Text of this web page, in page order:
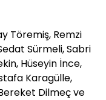
Töremiş, Remzi
Sürmeli, Sabri
Hüseyin İnce,
Karagülle,
Dilmeç ve